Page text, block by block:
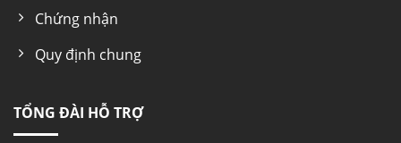
Chứng nhận
Quy định chung
TỔNG ĐÀI HỖ TRỢ